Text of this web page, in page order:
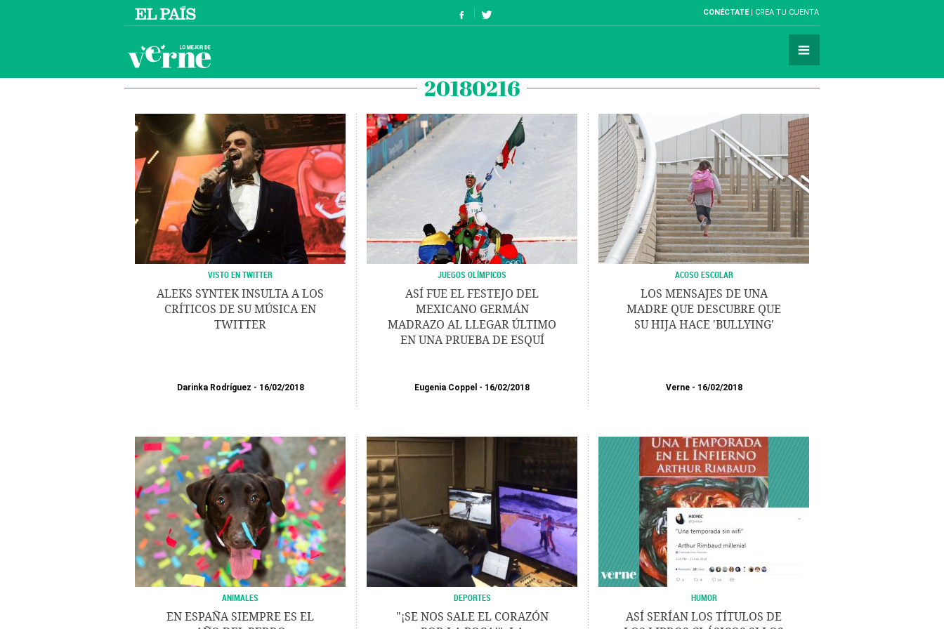
CONÉCTATE CREA TU CUENTA
20180216
VISTO EN TWITTER
ALEKS SYNTEK INSULTA A LOS
CRÍTICOS DE SU MÚSICA EN
TWITTER
Darinka Rodríguez 16/02/2018
JUEGOS OLÍMPICOS
ASÍ FUE EL FESTEJO DEL
MEXICANO GERMÁN
MADRAZO AL LLEGAR ÚLTIMO
EN UNA PRUEBA DE ESQUÍ
Eugenia Coppel 16/02/2018
ACOSO ESCOLAR
LOS MENSAJES DE UNA
MADRE QUE DESCUBRE QUE
SU HIJA HACE 'BULLYING'
Verne 16/02/2018
ANIMALES
EN ESPAÑA SIEMPRE ES EL
DEPORTES
"¡SE NOS SALE EL CORAZÓN
HUMOR
ASÍ SERÍAN LOS TÍTULOS DE